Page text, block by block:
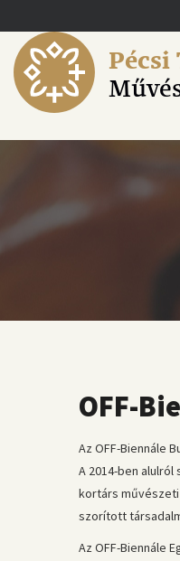
a
tartalomra
Pécsi
OFF-
Az OFF-Biennále
A 2014-ben
kortárs
szorított
Az OFF-Biennále